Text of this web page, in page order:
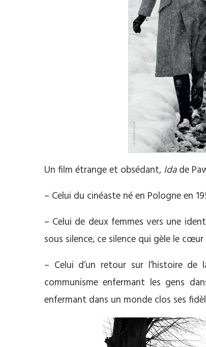
Un film étrange et obsédant, Idade
– Celui du cinéaste né en Pologne en
– Celui de deux femmes vers une
sous silence, ce silence qui gèle le
– Celui d’un retour sur l’histoire
communisme enfermant les gens
enfermant dans un monde clos ses